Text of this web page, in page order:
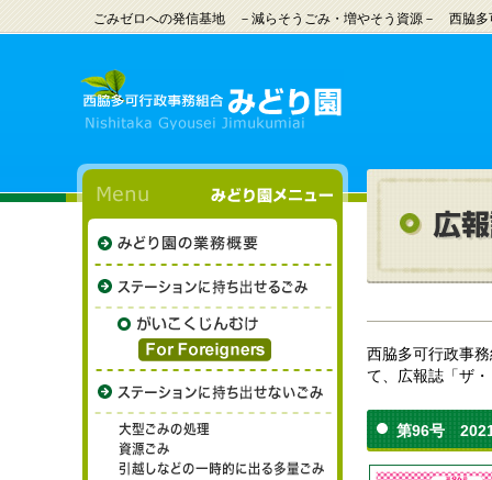
ごみゼロへの発信基地 －減らそうごみ・増やそう資源－ 西脇多
西脇多可行政事
て、広報誌「ザ
第96号